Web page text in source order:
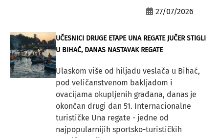
27/07/2026
UČESNICI DRUGE ETAPE UNA REGATE JUČER STIGLI
U BIHAĆ, DANAS NASTAVAK REGATE
Ulaskom više od hiljadu veslača u Bihać,
pod veličanstvenom bakljadom i
ovacijama okupljenih građana, danas je
okončan drugi dan 51. Internacionalne
turističke Una regate - jedne od
najpopularnijih sportsko-turističkih